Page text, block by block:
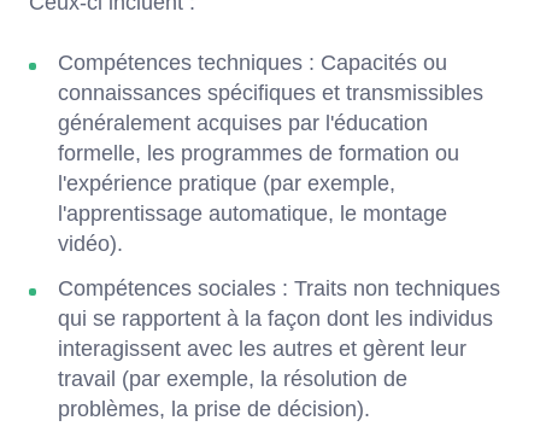
Compétences techniques : Capacités ou
connaissances spécifiques et transmissibles
généralement acquises par l'éducation
formelle, les programmes de formation ou
l'expérience pratique (par exemple,
l'apprentissage automatique, le montage
vidéo).
Compétences sociales : Traits non techniques
qui se rapportent à la façon dont les individus
interagissent avec les autres et gèrent leur
travail (par exemple, la résolution de
problèmes, la prise de décision).